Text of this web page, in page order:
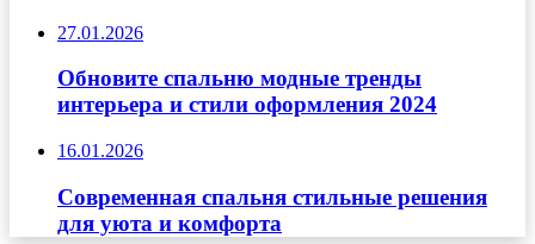
27.01.2026
Обновите спальню модные тренды
интерьера и стили оформления 2024
16.01.2026
Современная спальня стильные решения
для уюта и комфорта